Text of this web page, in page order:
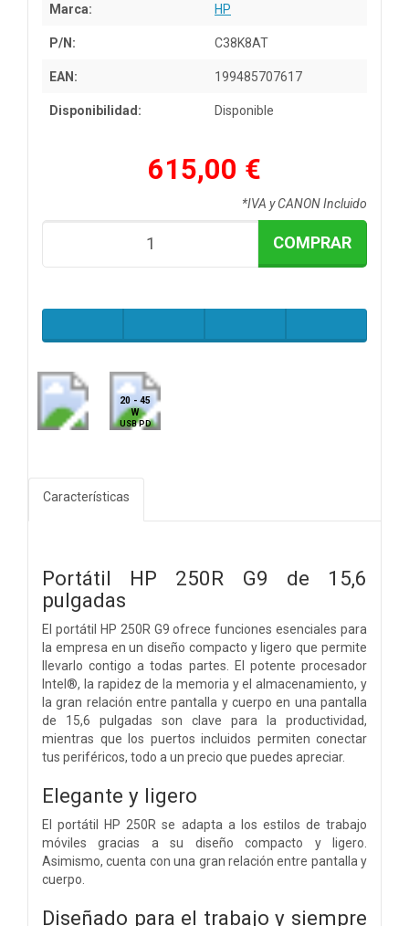
Marca: HP
P/N: C38K8AT
EAN: 199485707617
Disponibilidad: Disponible
615,00 €
*IVA y CANON Incluido
COMPRAR
20 - 45
W
USB PD
Características
Portátil HP 250R G9 de 15,6
pulgadas
El portátil HP 250R G9 ofrece funciones esenciales para
la empresa en un diseño compacto y ligero que permite
llevarlo contigo a todas partes. El potente procesador
Intel®, la rapidez de la memoria y el almacenamiento, y
la gran relación entre pantalla y cuerpo en una pantalla
de 15,6 pulgadas son clave para la productividad,
mientras que los puertos incluidos permiten conectar
tus periféricos, todo a un precio que puedes apreciar.
Elegante y ligero
El portátil HP 250R se adapta a los estilos de trabajo
móviles gracias a su diseño compacto y ligero.
Asimismo, cuenta con una gran relación entre pantalla y
cuerpo.
Diseñado para el trabajo y siempre